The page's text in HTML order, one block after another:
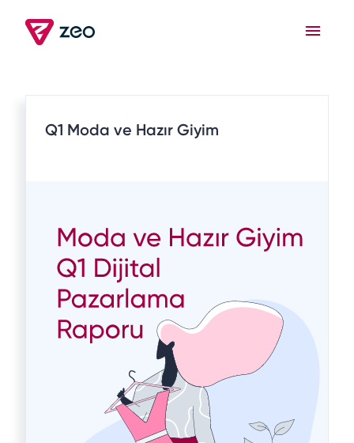
Q1 Moda ve Hazır Giyim